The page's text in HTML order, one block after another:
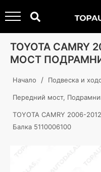
TOYOTA
МОСТ
Начало / Подвеска и
Передний мост,
TOYOTA CAMRY 2006-
Балка 5110006100